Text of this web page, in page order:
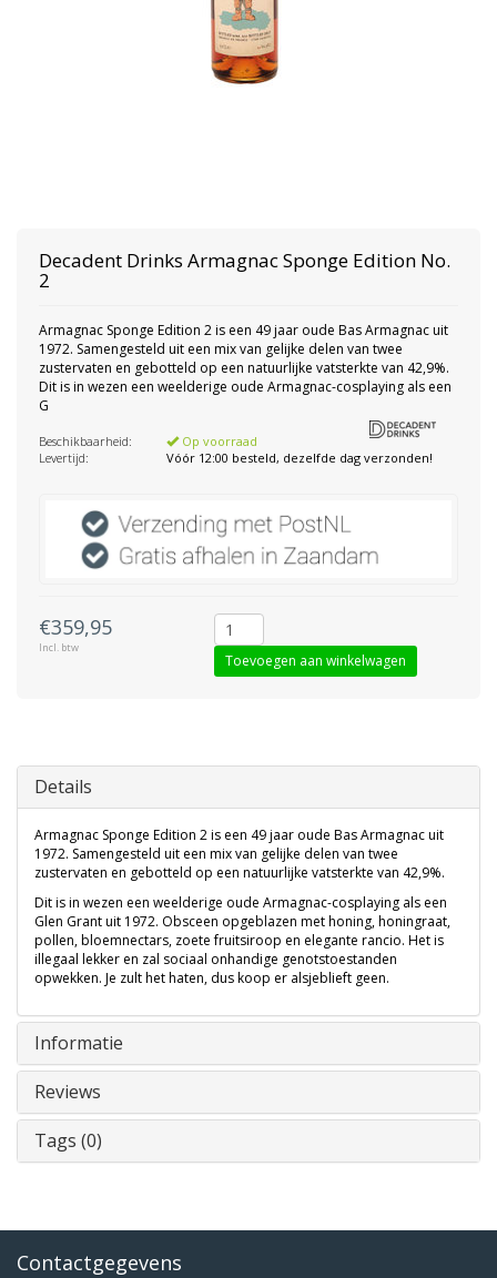
Decadent Drinks Armagnac Sponge Edition No.
2
Armagnac Sponge Edition 2 is een 49 jaar oude Bas Armagnac uit
1972. Samengesteld uit een mix van gelijke delen van twee
zustervaten en gebotteld op een natuurlijke vatsterkte van 42,9%.
Dit is in wezen een weelderige oude Armagnac-cosplaying als een
G
Beschikbaarheid:
Op voorraad
Levertijd:
Vóór 12:00 besteld, dezelfde dag verzonden!
€359,95
Incl. btw
Toevoegen aan winkelwagen
Details
Armagnac Sponge Edition 2 is een 49 jaar oude Bas Armagnac uit
1972. Samengesteld uit een mix van gelijke delen van twee
zustervaten en gebotteld op een natuurlijke vatsterkte van 42,9%.
Dit is in wezen een weelderige oude Armagnac-cosplaying als een
Glen Grant uit 1972. Obsceen opgeblazen met honing, honingraat,
pollen, bloemnectars, zoete fruitsiroop en elegante rancio. Het is
illegaal lekker en zal sociaal onhandige genotstoestanden
opwekken. Je zult het haten, dus koop er alsjeblieft geen.
Informatie
Reviews
Tags (0)
Contactgegevens